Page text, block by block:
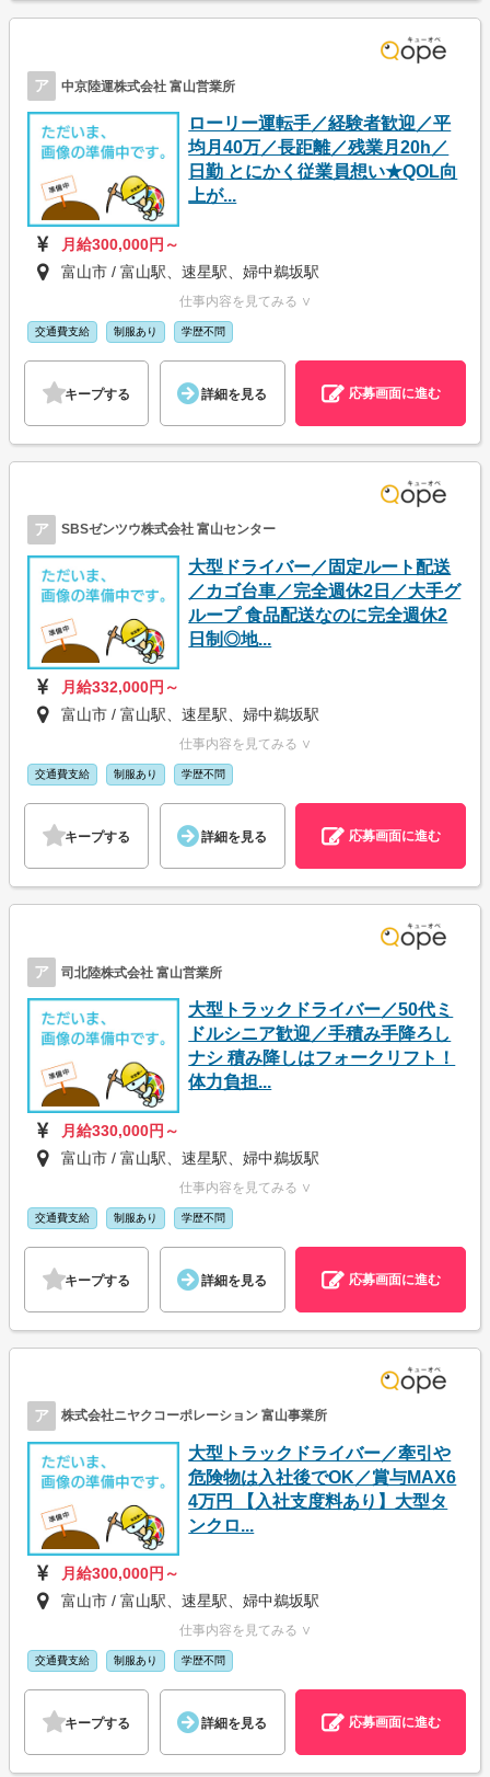
ア 中京陸運株式会社 富山営業所
ローリー運転手／経験者歓迎／平
均月40万／長距離／残業月20h／
日勤 とにかく従業員想い★QOL向
上が...
月給300,000円～
富山市 / 富山駅、速星駅、婦中鵜坂駅
仕事内容を見てみる ∨
交通費支給 制服あり 学歴不問
キープする 詳細を見る 応募画面に進む
ア SBSゼンツウ株式会社 富山センター
大型ドライバー／固定ルート配送
／カゴ台車／完全週休2日／大手グ
ループ 食品配送なのに完全週休2
日制◎地...
月給332,000円～
富山市 / 富山駅、速星駅、婦中鵜坂駅
仕事内容を見てみる ∨
交通費支給 制服あり 学歴不問
キープする 詳細を見る 応募画面に進む
ア 司北陸株式会社 富山営業所
大型トラックドライバー／50代ミ
ドルシニア歓迎／手積み手降ろし
ナシ 積み降しはフォークリフト！
体力負担...
月給330,000円～
富山市 / 富山駅、速星駅、婦中鵜坂駅
仕事内容を見てみる ∨
交通費支給 制服あり 学歴不問
キープする 詳細を見る 応募画面に進む
ア 株式会社ニヤクコーポレーション 富山事業所
大型トラックドライバー／牽引や
危険物は入社後でOK／賞与MAX6
4万円 【入社支度料あり】大型タ
ンクロ...
月給300,000円～
富山市 / 富山駅、速星駅、婦中鵜坂駅
仕事内容を見てみる ∨
交通費支給 制服あり 学歴不問
キープする 詳細を見る 応募画面に進む